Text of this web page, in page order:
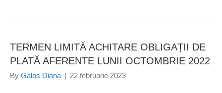
TERMEN LIMITĂ ACHITARE OBLIGAȚII DE
PLATĂ AFERENTE LUNII OCTOMBRIE 2022
By Galos Diana | 22 februarie 2023